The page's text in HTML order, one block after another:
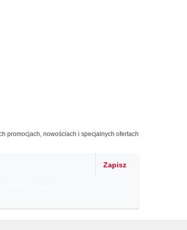
promocjach, nowościach i specjalnych ofertach
Zapisz